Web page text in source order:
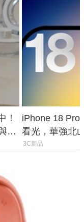
！
智
iPhone 18 Pro
看光，華強北
山寨機無法復
3C新品